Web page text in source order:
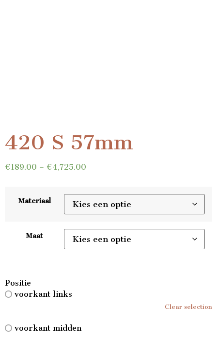
420 S 57mm
€189.00 – €4,725.00
Materiaal
Maat
Positie
voorkant links
Clear selection
voorkant midden